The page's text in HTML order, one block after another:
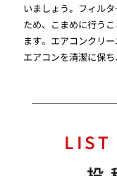
いましょう。フィル
ため、こまめに行う
ます。エアコンクリ
エアコンを清潔に保
LIST